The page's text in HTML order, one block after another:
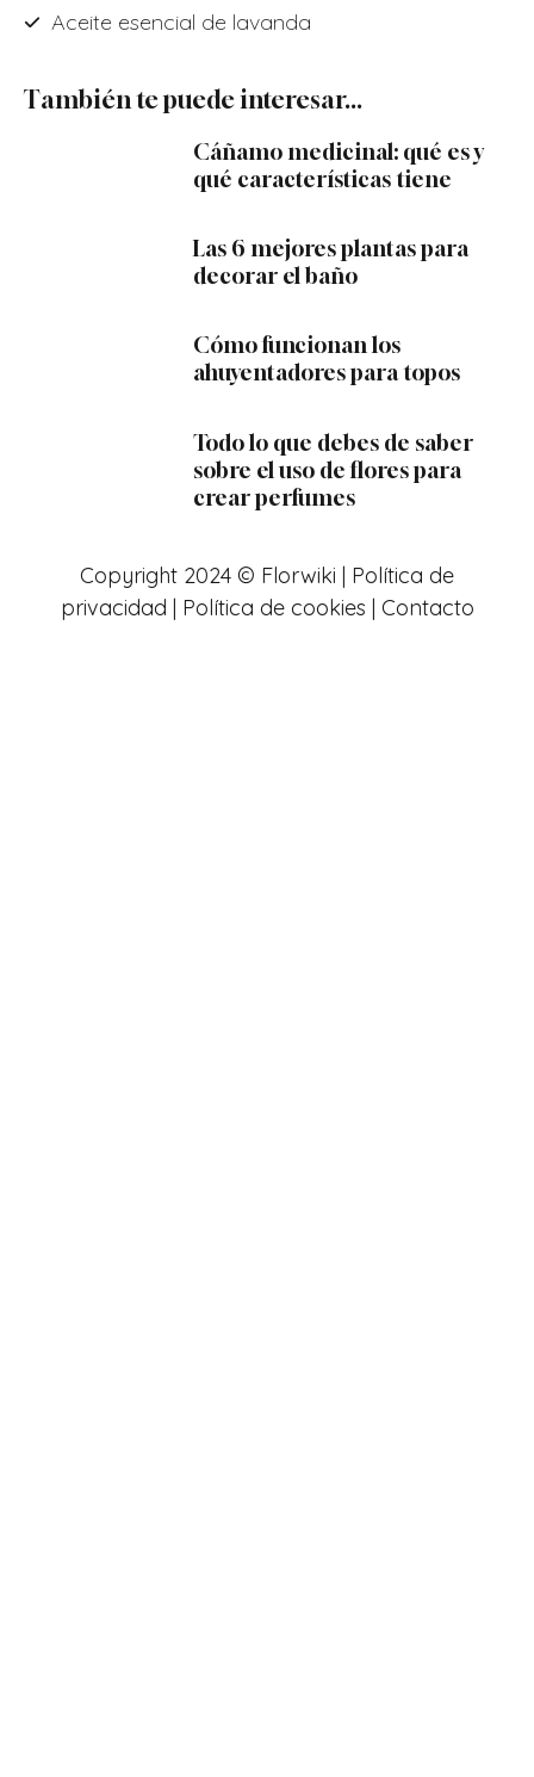
Aceite esencial de lavanda
También te puede interesar...
Cáñamo medicinal: qué es y
qué características tiene
Las 6 mejores plantas para
decorar el baño
Cómo funcionan los
ahuyentadores para topos
Todo lo que debes de saber
sobre el uso de flores para
crear perfumes
Copyright 2024 © Florwiki | Política de
privacidad | Política de cookies | Contacto